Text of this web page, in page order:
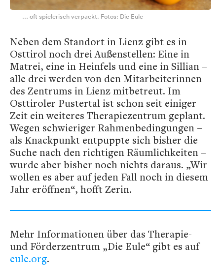
… oft spielerisch verpackt. Fotos: Die Eule
Neben dem Standort in Lienz gibt es in
Osttirol noch drei Außenstellen: Eine in
Matrei, eine in Heinfels und eine in Sillian –
alle drei werden von den Mitarbeiterinnen
des Zentrums in Lienz mitbetreut. Im
Osttiroler Pustertal ist schon seit einiger
Zeit ein weiteres Therapiezentrum geplant.
Wegen schwieriger Rahmenbedingungen –
als Knackpunkt entpuppte sich bisher die
Suche nach den richtigen Räumlichkeiten –
wurde aber bisher noch nichts daraus. „Wir
wollen es aber auf jeden Fall noch in diesem
Jahr eröffnen“, hofft Zerin.
Mehr Informationen über das Therapie-
und Förderzentrum „Die Eule“ gibt es auf
eule.org.